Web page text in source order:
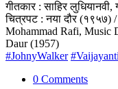
गीतकार : साहिर
चित्रपट : नया दौर (१९५७)
Mohammad Rafi, Music
Daur (1957)
#JohnyWalker
0 Comments